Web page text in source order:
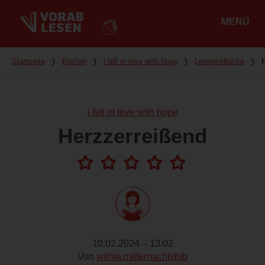
MENÜ
Du bist hier
Startseite ❭ Bücher ❭ i fell in love with hope ❭ Leseeindrücke ❭
i fell in love with hope
Herzzerreißend
10.02.2024 – 13:02
Von wilma.mitternachtsbib